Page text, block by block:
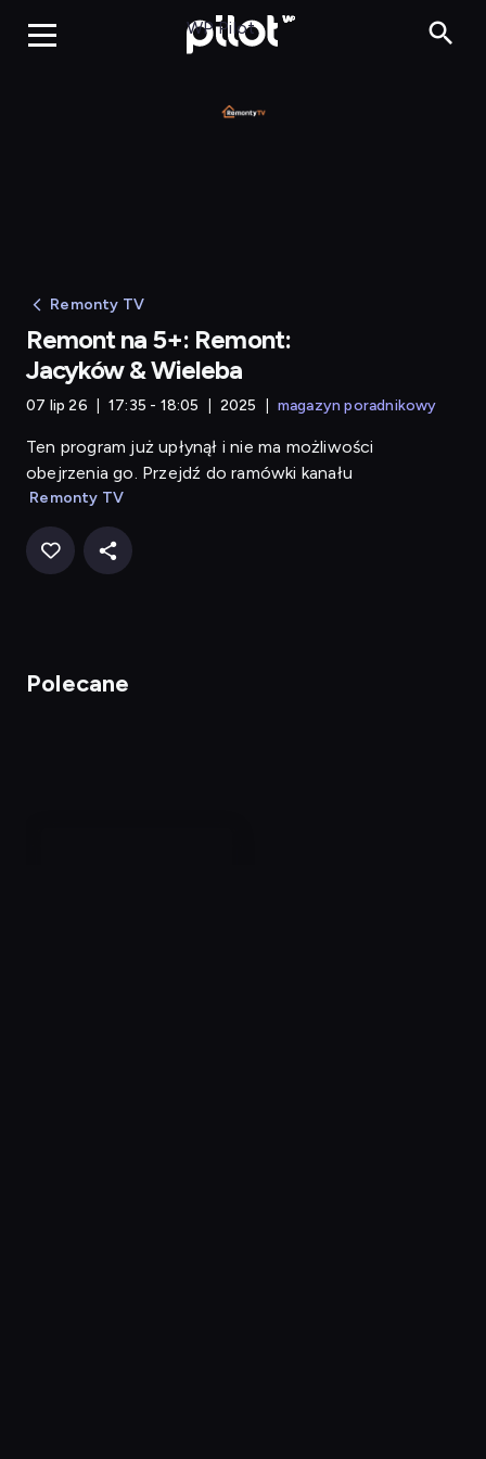
WP Pilot
Remonty TV
Remont na 5+: Remont:
Jacyków & Wieleba
07 lip 26 17:35 - 18:05 2025 magazyn poradnikowy
Ten program już upłynął i nie ma możliwości
obejrzenia go. Przejdź do ramówki kanału
Remonty TV
Polecane